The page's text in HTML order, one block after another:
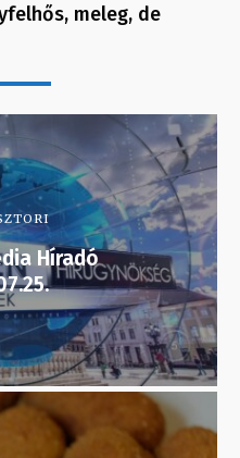
meleg, de
Híradó